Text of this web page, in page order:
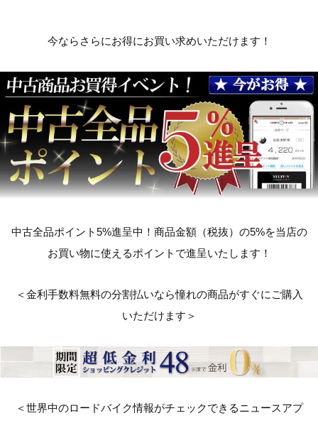
今ならさらにお得にお買い求めいただけます！
中古全品ポイント5%進呈中！商品金額（税抜）の5%を当店の
お買い物に使えるポイントで進呈いたします！
＜金利手数料無料の分割払いなら憧れの商品がすぐにご購入
いただけます＞
＜世界中のロードバイク情報がチェックできるニュースアプ